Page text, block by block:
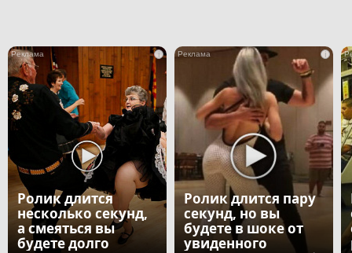
i
Ролик длится
несколько секунд,
а смеяться вы
будете долго
i
Ролик длится пару
секунд, но вы
будете в шоке от
увиденного